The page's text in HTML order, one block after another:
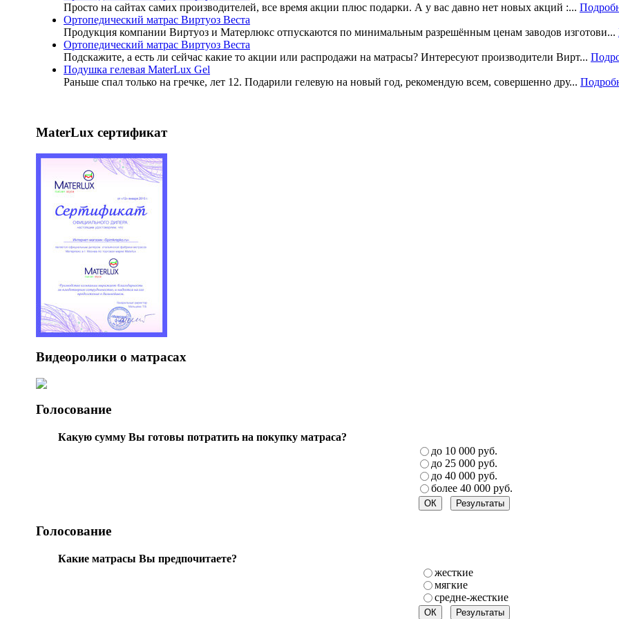
Просто на сайтах самих производителей, все время акции плюс подарки. А у вас давно нет новых акций :...
Ортопедический матрас Виртуоз Веста
Продукция компании Виртуоз и Матерлюкс отпускаются по минимальным разрешённым ценам заводов изготови...
Ортопедический матрас Виртуоз Веста
Подскажите, а есть ли сейчас какие то акции или распродажи на матрасы? Интересуют производители Вирт...
Подушка гелевая MaterLux Gel
Раньше спал только на гречке, лет 12. Подарили гелевую на новый год, рекомендую всем, совершенно дру...
MaterLux сертификат
Видеоролики о матрасах
Голосование
Какую сумму Вы готовы потратить на покупку матраса?
до 10 000 руб.
до 25 000 руб.
до 40 000 руб.
более 40 000 руб.
Голосование
Какие матрасы Вы предпочитаете?
жесткие
мягкие
средне-жесткие